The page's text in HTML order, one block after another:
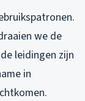
we de
leidingen zijn
in